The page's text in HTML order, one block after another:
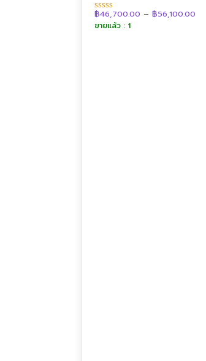
ให้คะแนน
ตั้งแต่ 1-5
฿46,700.00 – ฿56,100.00
ขายแล้ว : 1